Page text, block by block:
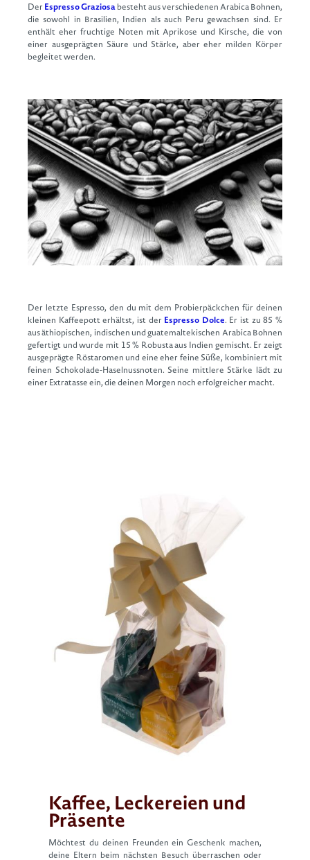
Der Espresso Graziosabesteht aus verschiedenen Arabica Bohnen,
die sowohl in Brasilien, Indien als auch Peru gewachsen sind. Er
enthält eher fruchtige Noten mit Aprikose und Kirsche, die von
einer ausgeprägten Säure und Stärke, aber eher milden Körper
begleitet werden.
Der letzte Espresso, den du mit dem Probierpäckchen für deinen
kleinen Kaffeepott erhältst, ist der Espresso Dolce. Er ist zu 85 %
aus äthiopischen, indischen und guatemaltekischen Arabica Bohnen
gefertigt und wurde mit 15 % Robusta aus Indien gemischt. Er zeigt
ausgeprägte Röstaromen und eine eher feine Süße, kombiniert mit
feinen Schokolade-Haselnussnoten. Seine mittlere Stärke lädt zu
einer Extratasse ein, die deinen Morgen noch erfolgreicher macht.
Kaffee, Leckereien und
Präsente
Möchtest du deinen Freunden ein Geschenk machen,
deine Eltern beim nächsten Besuch überraschen oder